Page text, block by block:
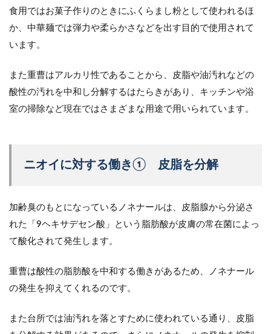
食用ではお菓子作りのときにふくらまし粉として使われるほ
か、中華麺では弾力や柔らかさなどを出す目的で使用されて
います。
また重曹はアルカリ性であることから、皮脂や油汚れなどの
酸性の汚れを中和し分解するはたらきがあり、キッチンや浴
室の掃除など現在ではさまざまな用途で用いられています。
ニオイに対する働き① 皮脂を分解
加齢臭のもとになっているノネナールは、皮脂腺から分泌さ
れた「9ヘキサデセン酸」という脂肪酸が皮膚の常在菌によっ
て酸化されて発生します。
重曹は酸性の脂肪酸を中和する働きがあるため、ノネナール
の発生を抑えてくれるのです。
また台所では油汚れを落とすために使われている通り、皮脂